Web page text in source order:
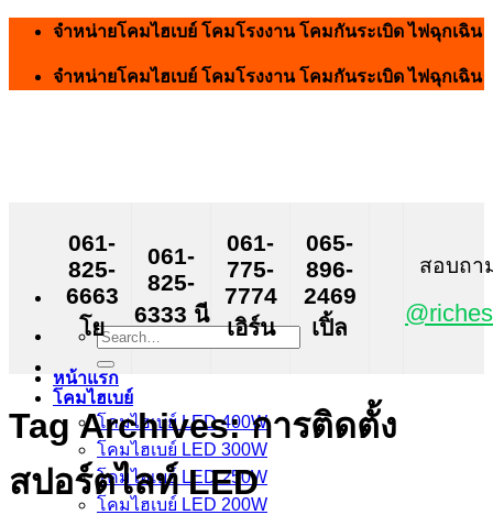
Skip
content
จำหน่ายโคมไฮเบย์ โคมโรงงาน โคมกันระเบิด ไฟฉุกเฉิน
จำหน่ายโคมไฮเบย์ โคมโรงงาน โคมกันระเบิด ไฟฉุกเฉิน
Search
for:
หน้าแรก
โคมไฮเบย์
โคมไฮเบย์ LED 400W
โคมไฮเบย์ LED 300W
โคมไฮเบย์ LED 250W
โคมไฮเบย์ LED 200W
061-
825-
6663
โย
061-
825-
6333 นี
061-
775-
7774
เอิร์น
065-
896-
2469
เปิ้ล
สอบถา
Tag Archives:การติดตั้ง
สปอร์ตไลท์ LED